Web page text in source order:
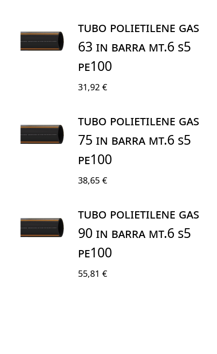
TUBO POLIETILENE GAS
63 IN BARRA MT.6 S5
PE100
31,92 €
TUBO POLIETILENE GAS
75 IN BARRA MT.6 S5
PE100
38,65 €
TUBO POLIETILENE GAS
90 IN BARRA MT.6 S5
PE100
55,81 €